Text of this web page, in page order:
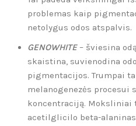
problemas kaip
netolygus odos atspalvis.
GENOWHITE – šviesina
skaistina, suvienodina
pigmentacijos. Trumpai
melanogenezės procesui
koncentraciją. Moksliniai
acetilglicilo beta-